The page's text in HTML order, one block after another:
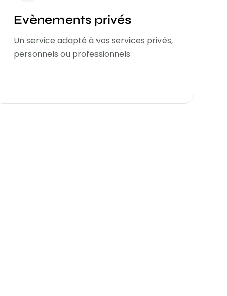
Evènements privés
Un service adapté à vos services privés,
personnels ou professionnels